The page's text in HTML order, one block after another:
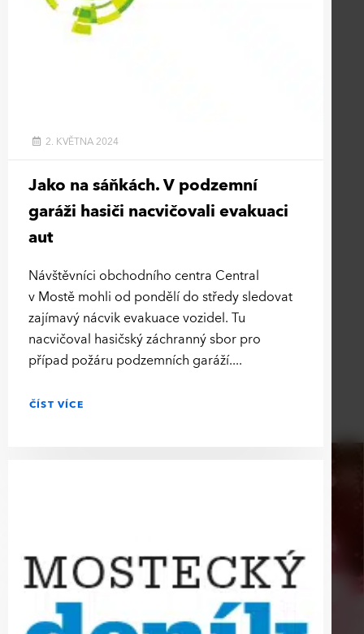
Jako na sáňkách. V podzemní
garáži hasiči nacvičovali evakuaci
aut
Návštěvníci obchodního centra Central
v Mostě mohli od pondělí do středy sledovat
zajímavý nácvik evakuace vozidel. Tu
nacvičoval hasičský záchranný sbor pro
případ požáru podzemních garáží.
ČÍST VÍCE
2. KVĚTNA 2024